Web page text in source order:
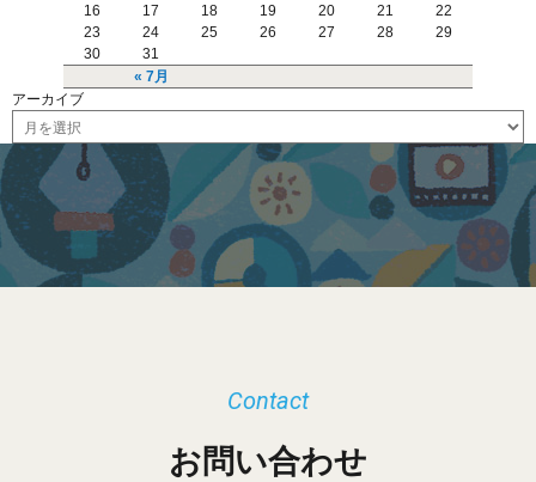
« 7月
16
17 18 19 20 21
22
23
24 25 26 27 28
29
30
31
アーカイブ
ー
ブ
お問い合わせ
Contact